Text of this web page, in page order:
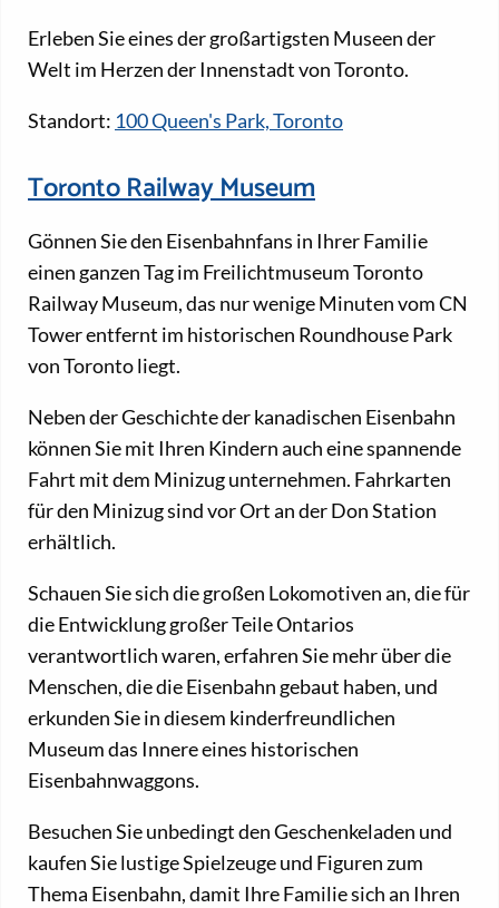
Erleben Sie eines der großartigsten Museen der
Welt im Herzen der Innenstadt von Toronto.
Standort: 100 Queen's Park, Toronto
Toronto Railway Museum
Gönnen Sie den Eisenbahnfans in Ihrer Familie
einen ganzen Tag im Freilichtmuseum Toronto
Railway Museum, das nur wenige Minuten vom CN
Tower entfernt im historischen Roundhouse Park
von Toronto liegt.
Neben der Geschichte der kanadischen Eisenbahn
können Sie mit Ihren Kindern auch eine spannende
Fahrt mit dem Minizug unternehmen. Fahrkarten
für den Minizug sind vor Ort an der Don Station
erhältlich.
Schauen Sie sich die großen Lokomotiven an, die für
die Entwicklung großer Teile Ontarios
verantwortlich waren, erfahren Sie mehr über die
Menschen, die die Eisenbahn gebaut haben, und
erkunden Sie in diesem kinderfreundlichen
Museum das Innere eines historischen
Eisenbahnwaggons.
Besuchen Sie unbedingt den Geschenkeladen und
kaufen Sie lustige Spielzeuge und Figuren zum
Thema Eisenbahn, damit Ihre Familie sich an Ihren